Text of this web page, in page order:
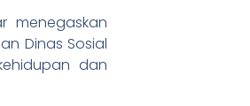
menegaskan
Dinas Sosial
dan